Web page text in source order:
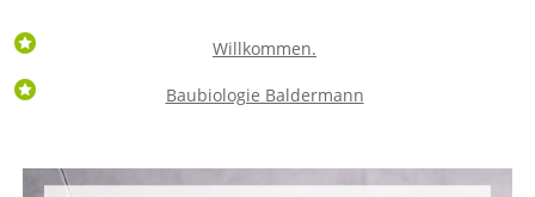
Willkommen.
Baubiologie Baldermann